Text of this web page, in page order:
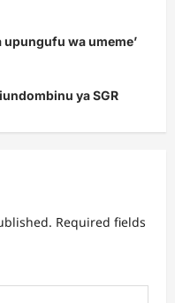
upungufu wa umeme’
ya SGR
Required fields